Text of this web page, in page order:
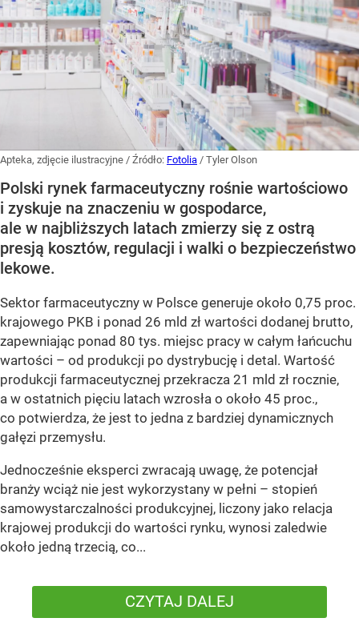
Apteka, zdjęcie ilustracyjne / Źródło: Fotolia / Tyler Olson
Polski rynek farmaceutyczny rośnie wartościowo
i zyskuje na znaczeniu w gospodarce,
ale w najbliższych latach zmierzy się z ostrą
presją kosztów, regulacji i walki o bezpieczeństwo
lekowe.
Sektor farmaceutyczny w Polsce generuje około 0,75 proc.
krajowego PKB i ponad 26 mld zł wartości dodanej brutto,
zapewniając ponad 80 tys. miejsc pracy w całym łańcuchu
wartości – od produkcji po dystrybucję i detal. Wartość
produkcji farmaceutycznej przekracza 21 mld zł rocznie,
a w ostatnich pięciu latach wzrosła o około 45 proc.,
co potwierdza, że jest to jedna z bardziej dynamicznych
gałęzi przemysłu.
Jednocześnie eksperci zwracają uwagę, że potencjał
branży wciąż nie jest wykorzystany w pełni – stopień
samowystarczalności produkcyjnej, liczony jako relacja
krajowej produkcji do wartości rynku, wynosi zaledwie
około jedną trzecią, co...
CZYTAJ DALEJ